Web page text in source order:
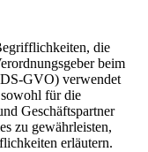
die
beim
GVO) verwendet
für die
Geschäftspartner
zu gewährleisten,
erläutern.